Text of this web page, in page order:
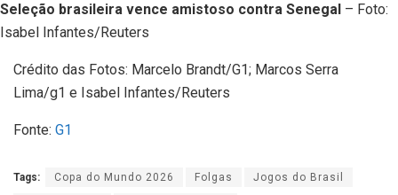
Seleção brasileira vence amistoso contra Senegal – Foto:
Isabel Infantes/Reuters
Crédito das Fotos: Marcelo Brandt/G1; Marcos Serra
Lima/g1 e Isabel Infantes/Reuters
Fonte: G1
Tags: Copa do Mundo 2026 Folgas Jogos do Brasil